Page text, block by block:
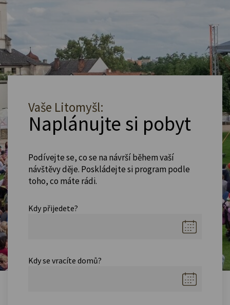
Vaše Litomyšl:
Naplánujte si pobyt
Podívejte se, co se na návrší během vaší
návštěvy děje. Poskládejte si program podle
toho, co máte rádi.
Kdy přijedete?
Kdy se vracíte domů?